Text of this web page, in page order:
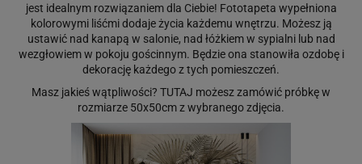
jest idealnym rozwiązaniem dla Ciebie! Fototapeta wypełniona
kolorowymi liśćmi dodaje życia każdemu wnętrzu. Możesz ją
ustawić nad kanapą w salonie, nad łóżkiem w sypialni lub nad
wezgłowiem w pokoju gościnnym. Będzie ona stanowiła ozdobę i
dekorację każdego z tych pomieszczeń.
Masz jakieś wątpliwości? TUTAJ możesz zamówić próbkę w
rozmiarze 50x50cm z wybranego zdjęcia.